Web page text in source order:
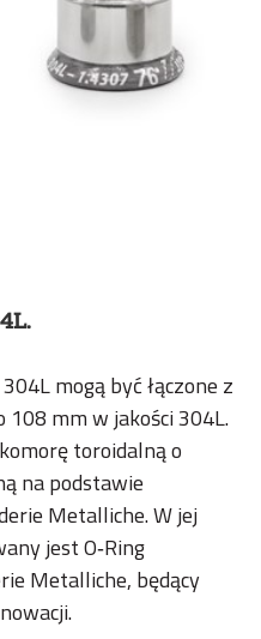
mogą być łączone z
108 mm w jakości 304L.
toroidalną o
na podstawie
Metalliche. W jej
jest O‑Ring
Metalliche, będący